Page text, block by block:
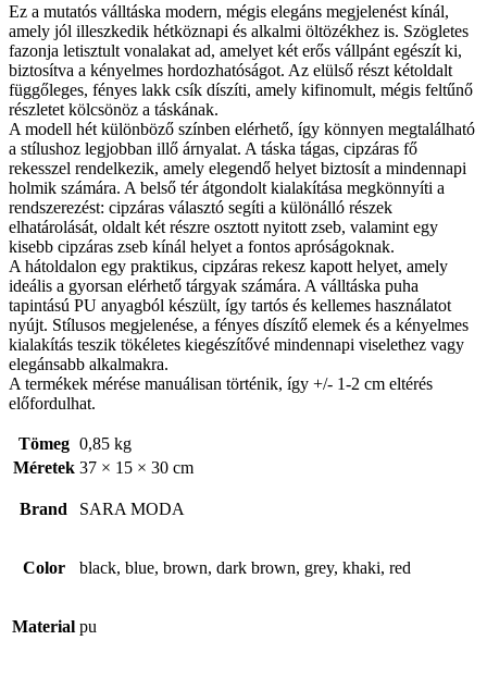
Ez a mutatós válltáska modern, mégis elegáns megjelenést kínál,
amely jól illeszkedik hétköznapi és alkalmi öltözékhez is. Szögletes
fazonja letisztult vonalakat ad, amelyet két erős vállpánt egészít ki,
biztosítva a kényelmes hordozhatóságot. Az elülső részt kétoldalt
függőleges, fényes lakk csík díszíti, amely kifinomult, mégis feltűnő
részletet kölcsönöz a táskának.
A modell hét különböző színben elérhető, így könnyen megtalálható
a stílushoz legjobban illő árnyalat. A táska tágas, cipzáras fő
rekesszel rendelkezik, amely elegendő helyet biztosít a mindennapi
holmik számára. A belső tér átgondolt kialakítása megkönnyíti a
rendszerezést: cipzáras választó segíti a különálló részek
elhatárolását, oldalt két részre osztott nyitott zseb, valamint egy
kisebb cipzáras zseb kínál helyet a fontos apróságoknak.
A hátoldalon egy praktikus, cipzáras rekesz kapott helyet, amely
ideális a gyorsan elérhető tárgyak számára. A válltáska puha
tapintású PU anyagból készült, így tartós és kellemes használatot
nyújt. Stílusos megjelenése, a fényes díszítő elemek és a kényelmes
kialakítás teszik tökéletes kiegészítővé mindennapi viselethez vagy
elegánsabb alkalmakra.
A termékek mérése manuálisan történik, így +/- 1-2 cm eltérés
előfordulhat.
Tömeg 0,85 kg
Méretek 37 × 15 × 30 cm
Brand SARA MODA
Color black, blue, brown, dark brown, grey, khaki, red
Material pu